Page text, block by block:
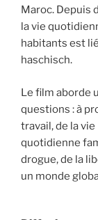
Maroc. Depuis
la vie
habitants est
haschisch.
Le film aborde
questions : à
travail, de la vie
quotidienne
drogue, de la
un monde